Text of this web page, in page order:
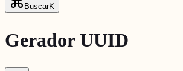
BuscarK
Gerador UUID